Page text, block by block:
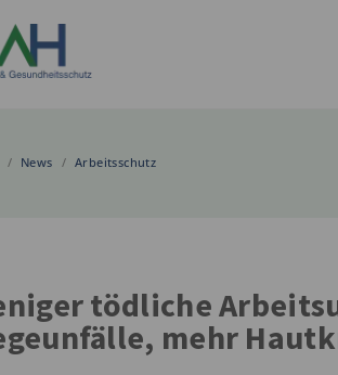
/ News / Arbeitsschutz
tödliche
mehr